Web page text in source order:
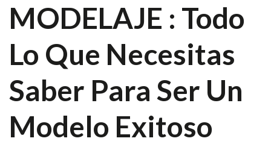
MODELAJE : Todo
Lo Que Necesitas
Saber Para Ser Un
Modelo Exitoso